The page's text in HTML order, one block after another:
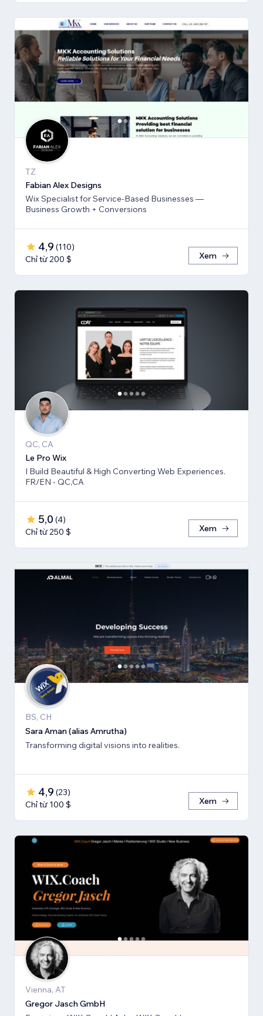
TZ
Fabian Alex Designs
Wix Specialist for Service-Based Businesses —
Business Growth + Conversions
4,9 (110)
Chỉ từ 200 $
Xem
QC, CA
Le Pro Wix
I Build Beautiful & High Converting Web Experiences.
FR/EN - QC,CA
5,0 (4)
Chỉ từ 250 $
Xem
BS, CH
Sara Aman (alias Amrutha)
Transforming digital visions into realities.
4,9 (23)
Chỉ từ 100 $
Xem
Vienna, AT
Gregor Jasch GmbH